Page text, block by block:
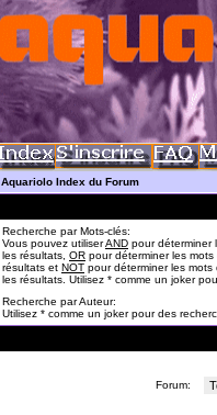
Aquariolo Index du Forum
Recherche par Mots-clés:
Vous pouvez utiliserAND pour déterminer
les résultats, OR pour déterminer les
résultats et NOT pour déterminer les
les résultats. Utilisez * comme un joker
Recherche par Auteur:
Utilisez * comme un joker pour des
Forum: